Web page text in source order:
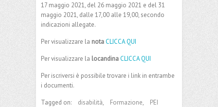
17 maggio 2021, del 26 maggio 2021 e del 31
maggio 2021, dalle 17,00 alle 19,00, secondo
indicazioni allegate.
Per visualizzare la notaCLICCA QUI
Per visualizzare la locandinaCLICCA QUI
Per iscriversi è possibile trovare i link in entrambe
i documenti.
Tagged on: disabilità, Formazione, PEI